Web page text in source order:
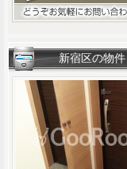
新宿区の物件